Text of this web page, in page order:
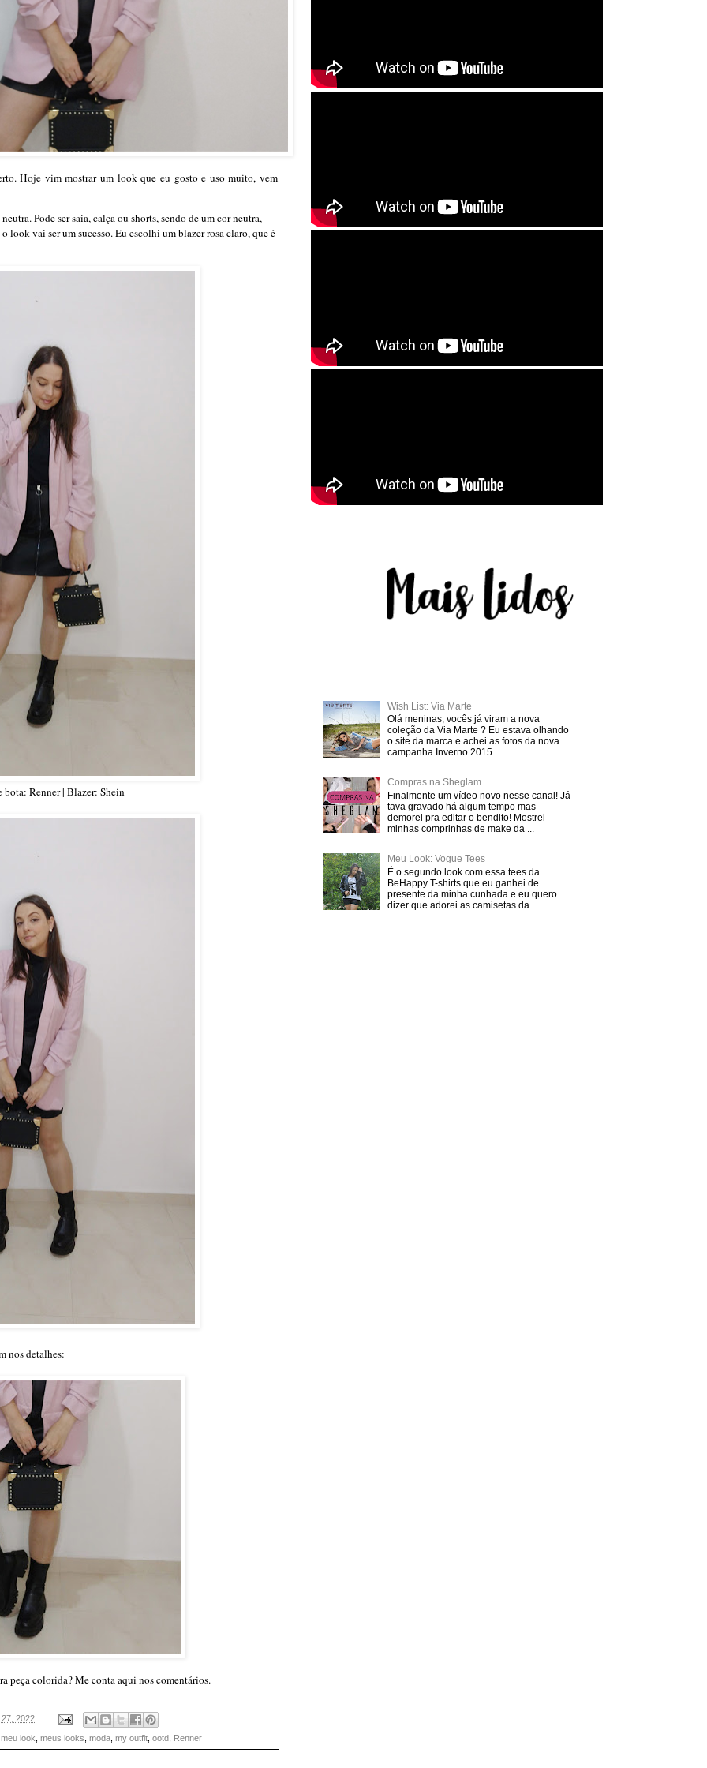
Hoje vim mostrar um look que eu gosto e uso muito, vem
Pode ser saia, calça ou shorts, sendo de um cor neutra,
look vai ser um sucesso. Eu escolhi um blazer rosa claro, que é
bota: Renner | Blazer: Shein
nos detalhes:
peça colorida? Me conta aqui nos comentários.
2022
meu look meus looks moda my outfit ootd Renner
Wish List: Via Marte
Olá meninas, vocês já viram a nova
coleção da Via Marte ? Eu estava olhando
o site da marca e achei as fotos da nova
campanha Inverno 2015 ...
Compras na Sheglam
Finalmente um vídeo novo nesse canal! Já
tava gravado há algum tempo mas
demorei pra editar o bendito! Mostrei
minhas comprinhas de make da ...
Meu Look: Vogue Tees
É o segundo look com essa tees da
BeHappy T-shirts que eu ganhei de
presente da minha cunhada e eu quero
dizer que adorei as camisetas da ...